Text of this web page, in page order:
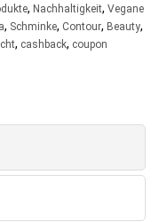
, Nachhaltigkeit, Vegane
, Schminke, Contour, Beauty,
, cashback, coupon